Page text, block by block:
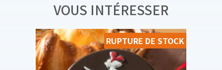
VOUS INTÉRESSER
RUPTURE DE STOCK